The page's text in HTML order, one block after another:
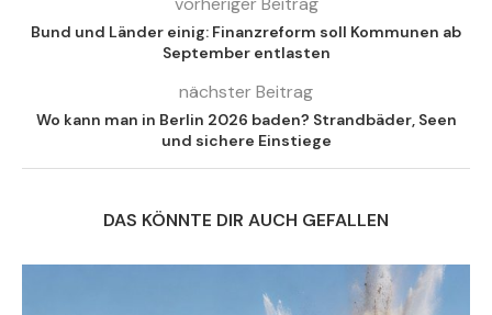
Bund und Länder einig: Finanzreform soll Kommunen ab
September entlasten
nächster Beitrag
Wo kann man in Berlin 2026 baden? Strandbäder, Seen
und sichere Einstiege
DAS KÖNNTE DIR AUCH GEFALLEN